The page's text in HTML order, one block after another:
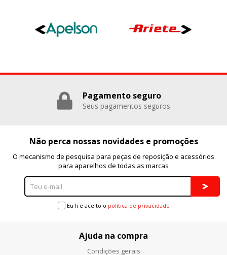
Pagamento seguro
Seus pagamentos seguros
Não perca nossas novidades e promoções
O mecanismo de pesquisa para peças de reposição e acessórios
para aparelhos de todas as marcas
Eu li e aceito o política de privacidade
Ajuda na compra
Condições gerais
Puedes volver a configurar tus cookies desde la sección
"Configuración de cookies" al pie de la página. También puedes